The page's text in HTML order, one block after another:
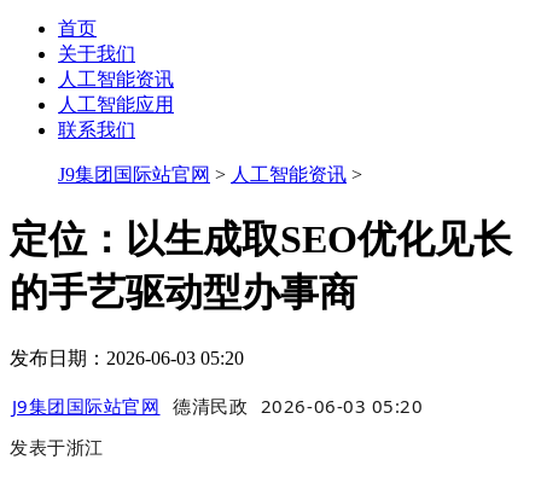
首页
关于我们
人工智能资讯
人工智能应用
联系我们
J9集团国际站官网 > 人工智能资讯 >
定位：以生成取SEO优化见长
的手艺驱动型办事商
发布日期：2026-06-03 05:20
J9集团国际站官网 德清民政 2026-06-03 05:20
发表于浙江